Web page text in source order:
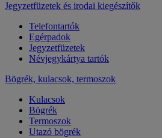
Jegyzetfüzetek és irodai kiegészítők
Telefontartók
Egérpadok
Jegyzetfüzetek
Névjegykártya tartók
Bögrék, kulacsok, termoszok
Kulacsok
Bögrék
Termoszok
Utazó bögrék